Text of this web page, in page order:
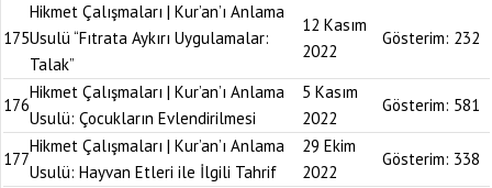
175
Hikmet Çalışmaları | Kur’an’ı Anlama
Usulü “Fıtrata Aykırı Uygulamalar:
Talak”
12 Kasım
2022
Gösterim: 232
176
Hikmet Çalışmaları | Kur’an’ı Anlama
Usulü: Çocukların Evlendirilmesi
5 Kasım
2022
Gösterim: 581
177
Hikmet Çalışmaları | Kur’an’ı Anlama
Usulü: Hayvan Etleri ile İlgili Tahrif
29 Ekim
2022
Gösterim: 338